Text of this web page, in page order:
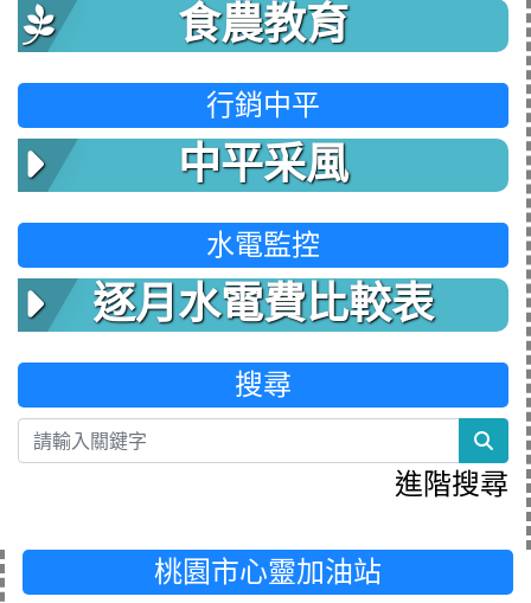
食農教育
行銷中平
中平采風
水電監控
逐月水電費比較表
搜尋
進階搜尋
桃園市心靈加油站